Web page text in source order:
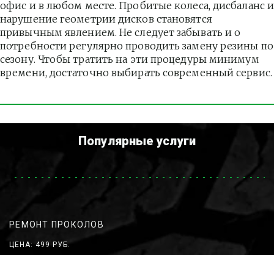
офис и в любом месте. Пробитые колеса, дисбаланс и
нарушение геометрии дисков становятся
привычным явлением. Не следует забывать и о
потребности регулярно проводить замену резины по
сезону. Чтобы тратить на эти процедуры минимум
времени, достаточно выбирать современный сервис.
Популярные услуги
РЕМОНТ ПРОКОЛОВ
ЦЕНА: 499 РУБ.